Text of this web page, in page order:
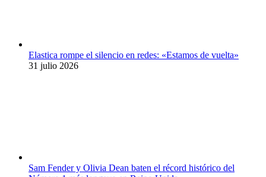
Elastica rompe el silencio en redes: «Estamos de vuelta»
31 julio 2026
Sam Fender y Olivia Dean baten el récord histórico del